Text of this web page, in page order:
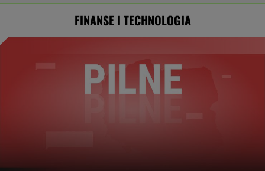
FINANSE I TECHNOLOGIA